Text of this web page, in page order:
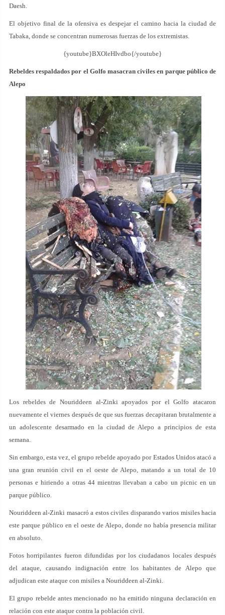
Daesh.
El objetivo final de la ofensiva es despejar el camino hacia la ciudad de
Tabaka, donde se concentran numerosas fuerzas de los extremistas.
{youtube}BXOleHIvdbo{/youtube}
Rebeldes respaldados por el Golfo masacran civiles en parque público de
Alepo
Los rebeldes de Nouriddeen al-Zinki apoyados por el Golfo atacaron
nuevamente el viernes después de que sus fuerzas decapitaran brutalmente a
un adolescente desarmado en la ciudad de Alepo a principios de esta
semana.
Sin embargo, esta vez, el grupo rebelde apoyado por Estados Unidos atacó a
una gran reunión civil en el oeste de Alepo, matando a un total de 10
personas e hiriendo a otras 44 mientras llevaban a cabo un picnic en un
parque público.
Nouriddeen al-Zinki masacró a estos civiles disparando varios misiles hacia
este parque público en el oeste de Alepo, donde no había presencia militar
en absoluto.
Fotos horripilantes fueron difundidas por los ciudadanos locales después
del ataque, causando indignación entre los habitantes de Alepo que
adjudican este ataque con misiles a Nouriddeen al-Zinki.
El grupo rebelde antes mencionado no ha emitido ninguna declaración en
relación con este ataque contra la población civil.